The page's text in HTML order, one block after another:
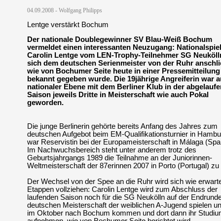
04.09.2008 - Wolfgang Philipps
Lentge verstärkt Bochum
Der nationale Doublegewinner SV Blau-Weiß Bochum
vermeldet einen interessanten Neuzugang:
Carolin Lentge vom LEN-Trophy-Teilnehmer SG
sich dem deutschen Serienmeister von der Ruhr
wie von Bochumer Seite heute in einer Pressemitteilung
bekannt gegeben wurde. Die 19jährige Angreiferin war
nationaler Ebene mit dem Berliner Klub in der
Saison jeweils Dritte in Meisterschaft wie auch Pokal
geworden.
Die junge Berlinerin gehörte bereits Anfang des Jahres zum
deutschen Aufgebot beim EM-Qualifikationsturnier in
war Reservistin bei der Europameisterschaft in Málaga
Im Nachwuchsbereich steht unter anderem trotz des
Geburtsjahrgangs 1989 die Teilnahme an der Juniorinnen-
Weltmeisterschaft der 87erinnen 2007 in Porto (Portugal) zu
Der Wechsel von der Spee an die Ruhr wird sich wie
Etappen vollziehen: Carolin Lentge wird zum Abschluss der
laufenden Saison noch für die SG Neukölln auf der
deutschen Meisterschaft der weiblichen A-Jugend spielen
im Oktober nach Bochum kommen und dort dann ihr